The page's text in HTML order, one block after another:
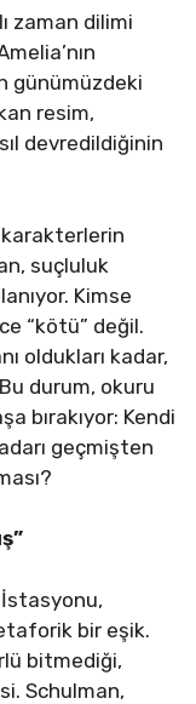
zaman dilimi
günümüzdeki
resim,
devredildiğinin
karakterlerin
suçluluk
Kimse
“kötü” değil.
oldukları kadar,
durum, okuru
bırakıyor: Kendi
geçmişten
bir eşik.
bitmediği,
Schulman,